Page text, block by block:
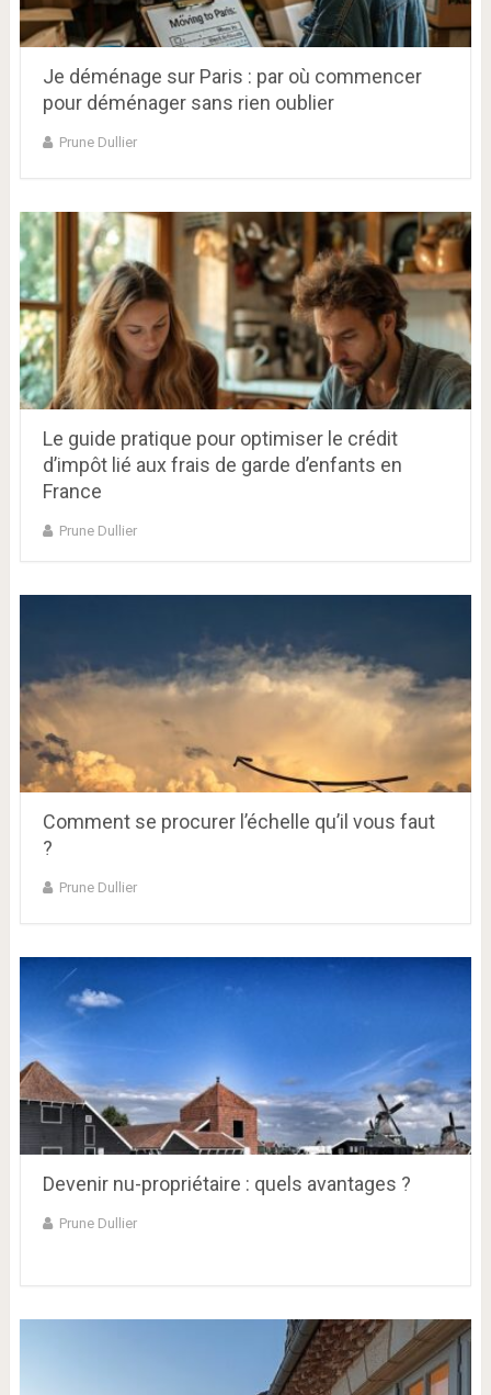
Je déménage sur Paris : par où commencer
pour déménager sans rien oublier
Prune Dullier
Le guide pratique pour optimiser le crédit
d’impôt lié aux frais de garde d’enfants en
France
Prune Dullier
Comment se procurer l’échelle qu’il vous faut
?
Prune Dullier
Devenir nu-propriétaire : quels avantages ?
Prune Dullier